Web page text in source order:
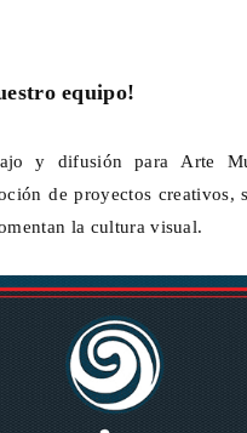
equipo!
y difusión para Arte
de proyectos creativos,
la cultura visual.